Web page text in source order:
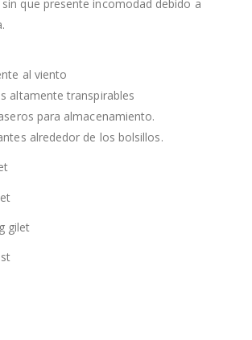
que presente incomodad debido a
al viento
altamente transpirables
para almacenamiento.
alrededor de los bolsillos.